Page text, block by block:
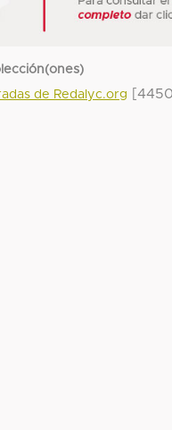
de Redalyc.org
[4450]